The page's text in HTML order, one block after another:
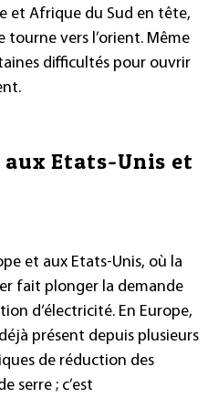
et Afrique du Sud en tête,
tourne vers l’orient. Même
difficultés pour ouvrir
Etats-Unis et
et aux Etats-Unis, où la
fait plonger la demande
d‘électricité. En Europe,
présent depuis plusieurs
de réduction des
serre ; c’est